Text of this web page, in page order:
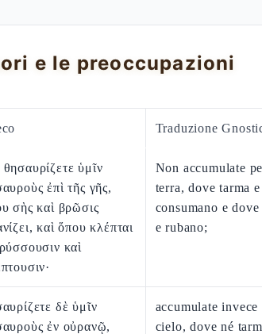
e le preoccupazioni
Traduzione
ὑμῖν
ἐπὶ τῆς γῆς,
σὴς καὶ βρῶσις
καὶ ὅπου κλέπται
καὶ
Non accumulate
terra, dove tarma
consumano e
e rubano;
δὲ ὑμῖν
ἐν οὐρανῷ,
accumulate
cielo, dove né